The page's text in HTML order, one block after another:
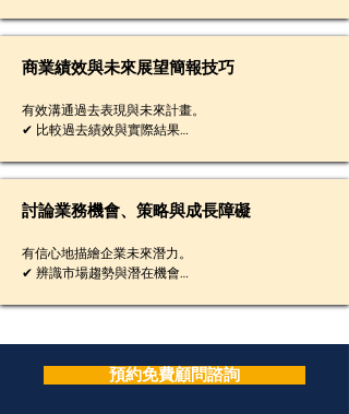
✔ 使用專業財務用語提升可信度
商業績效與未來展望簡報技巧
有效溝通過去表現與未來計畫。
✔ 比較過去績效與實際結果
✔ 合理說明成長策略
討論業務機會、策略與成長障礙
有信心地描繪企業未來潛力。
✔ 辨識市場趨勢與潛在機會
✔ 指出可能的成長瓶頸
預約免費顧問諮詢